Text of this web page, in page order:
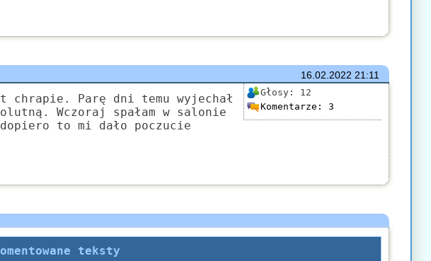
16.02.2022 21:11
Głosy: 12
Komentarze: 3
chrapie. Parę dni temu wyjechał
Wczoraj spałam w salonie
to mi dało poczucie
teksty